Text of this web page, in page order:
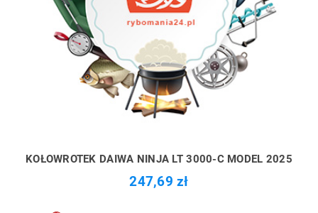
KOŁOWROTEK DAIWA NINJA LT 3000-C MODEL 2025
247,69 zł